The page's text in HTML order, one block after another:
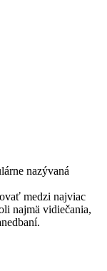
nazývaná
medzi najviac
najmä vidiečania,